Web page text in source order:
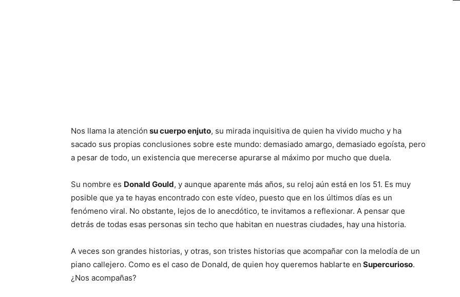
Nos llama la atención su cuerpo enjuto, su mirada inquisitiva de quien ha vivido mucho y ha
sacado sus propias conclusiones sobre este mundo: demasiado amargo, demasiado egoísta, pero
a pesar de todo, un existencia que merecerse apurarse al máximo por mucho que duela.
Su nombre es Donald Gould, y aunque aparente más años, su reloj aún está en los 51. Es muy
posible que ya te hayas encontrado con este vídeo, puesto que en los últimos días es un
fenómeno viral. No obstante, lejos de lo anecdótico, te invitamos a reflexionar. A pensar que
detrás de todas esas personas sin techo que habitan en nuestras ciudades, hay una historia.
A veces son grandes historias, y otras, son tristes historias que acompañar con la melodía de un
piano callejero. Como es el caso de Donald, de quien hoy queremos hablarte en Supercurioso.
¿Nos acompañas?